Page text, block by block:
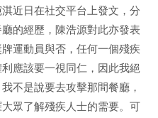
近日在社交平台上發文，分
的經歷，陳浩源對此亦發表
運動員與否，任何一個殘疾
應該要一視同仁，因此我絕
不是說要去攻擊那間餐廳，
眾了解殘疾人士的需要。可